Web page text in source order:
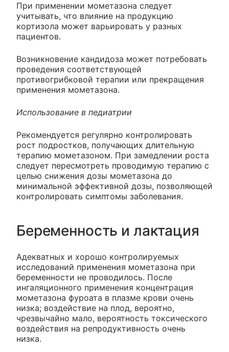
При применении мометазона следует
учитывать, что влияние на продукцию
кортизола может варьировать у разных
пациентов.
Возникновение кандидоза может потребовать
проведения соответствующей
противогрибковой терапии или прекращения
применения мометазона.
Использование в педиатрии
Рекомендуется регулярно контролировать
рост подростков, получающих длительную
терапию мометазоном. При замедлении роста
следует пересмотреть проводимую терапию с
целью снижения дозы мометазона до
минимальной эффективной дозы, позволяющей
контролировать симптомы заболевания.
Беременность и лактация
Адекватных и хорошо контролируемых
исследований применения мометазона при
беременности не проводилось. После
ингаляционного применения концентрация
мометазона фуроата в плазме крови очень
низка; воздействие на плод, вероятно,
чрезвычайно мало, вероятность токсического
воздействия на репродуктивность очень
низка.